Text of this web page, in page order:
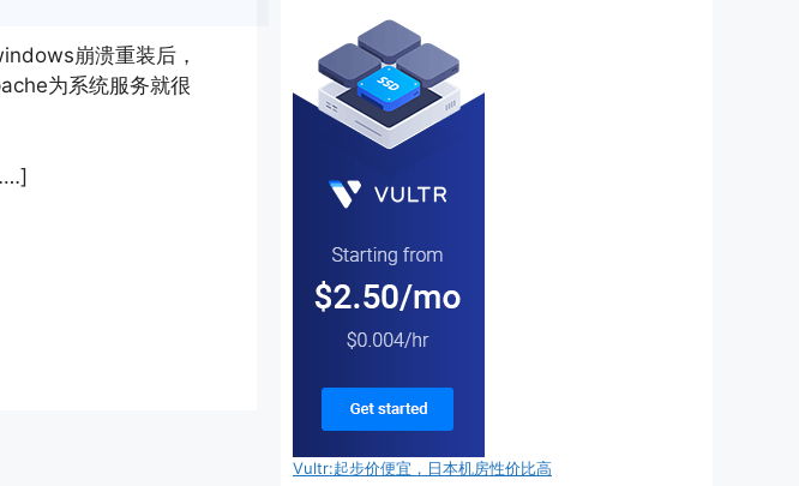
崩溃重装后，
为系统服务就很
Vultr:起步价便宜，日本机房性价比高